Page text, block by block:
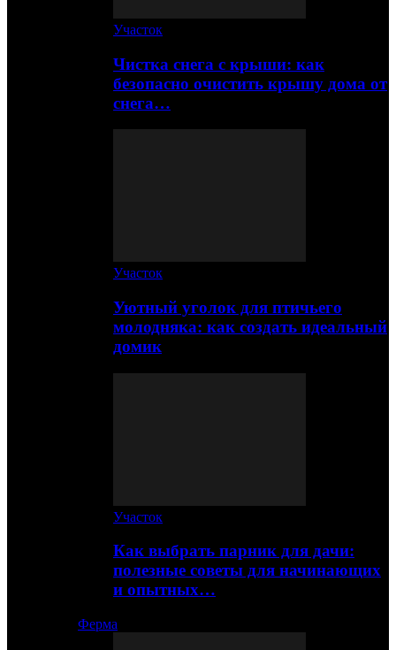
Участок
Чистка снега с крыши: как
безопасно очистить крышу дома от
снега…
Участок
Уютный уголок для птичьего
молодняка: как создать идеальный
домик
Участок
Как выбрать парник для дачи:
полезные советы для начинающих
и опытных…
Ферма